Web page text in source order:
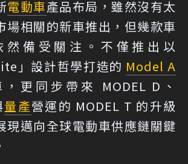
電動車產品布局，雖然沒有太
場相關的新車推出，但幾款車
然備受關注。不僅推出以
」設計哲學打造的 Model A
更同步帶來 MODEL D、
量產營運的 MODEL T 的升級
現邁向全球電動車供應鏈關鍵